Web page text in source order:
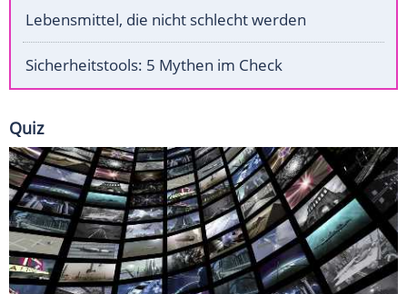
Lebensmittel, die nicht schlecht werden
Sicherheitstools: 5 Mythen im Check
Quiz